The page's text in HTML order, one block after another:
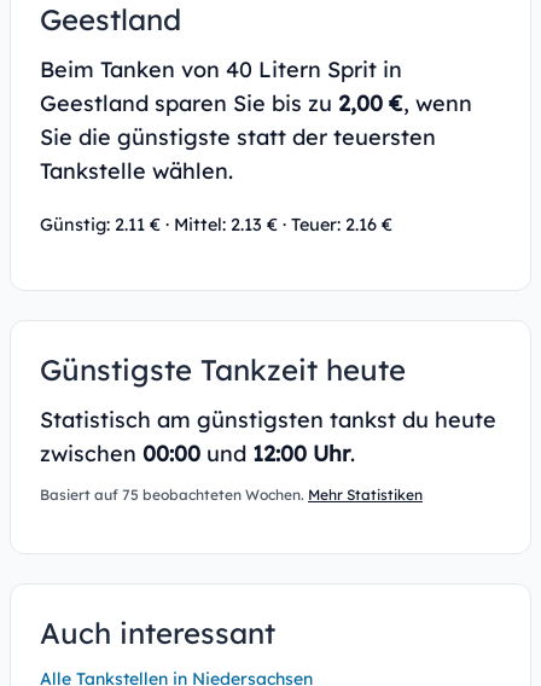
Geestland
Beim Tanken von 40 Litern Sprit in
Geestland sparen Sie bis zu 2,00 €, wenn
Sie die günstigste statt der teuersten
Tankstelle wählen.
Günstig: 2.11 € · Mittel: 2.13 € · Teuer: 2.16 €
Günstigste Tankzeit heute
Statistisch am günstigsten tankst du heute
zwischen 00:00 und 12:00 Uhr.
Basiert auf 75 beobachteten Wochen. Mehr Statistiken
Auch interessant
Alle Tankstellen in Niedersachsen